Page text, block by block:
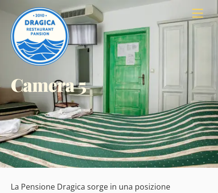
content
Camera 5
La Pensione Dragica sorge in una posizione